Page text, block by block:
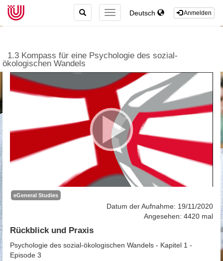
Anmelden
Deutsch
TOGGLE
NAVIGATION
TOGGLE
SEARCH
1.3 Kompass für eine Psychologie des sozial-
ökologischen Wandels
eGeneral Studies
Datum der Aufnahme: 19/11/2020
Angesehen: 4420 mal
Rückblick und Praxis
Psychologie des sozial-ökologischen Wandels - Kapitel 1 -
Episode 3